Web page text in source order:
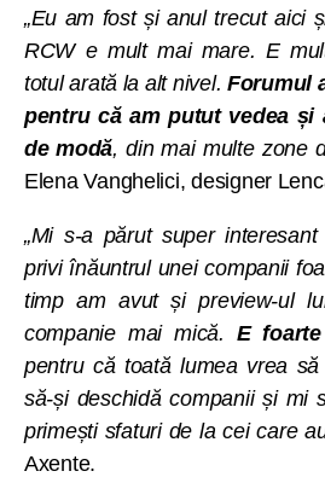
„Eu am fost și anul trecut aici
RCW e mult mai mare. E
totul arată la alt nivel. Forumul
pentru că am putut vedea și
de modă, din mai multe zone
Elena Vanghelici, designer
„Mi s-a părut super
privi înăuntrul unei companii
timp am avut și preview-ul
companie mai mică. E
pentru că toată lumea vrea
să-și deschidă companii și mi
primești sfaturi de la cei care
Axente.